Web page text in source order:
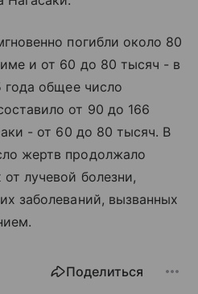
погибли около 80
и от 60 до 80 тысяч - в
года общее число
от 90 до 166
- от 60 до 80 тысяч. В
жертв продолжало
лучевой болезни,
заболеваний, вызванных
Поделиться